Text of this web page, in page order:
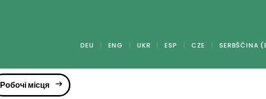
DEU ENG UKR ESP CZE SERBŠĆINA
Робочі місця